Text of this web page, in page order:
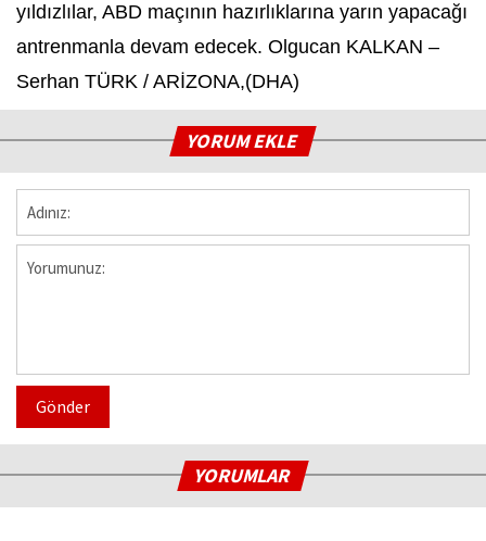
yıldızlılar, ABD maçının hazırlıklarına yarın yapacağı
antrenmanla devam edecek. Olgucan KALKAN –
Serhan TÜRK / ARİZONA,(DHA)
YORUM EKLE
Gönder
YORUMLAR